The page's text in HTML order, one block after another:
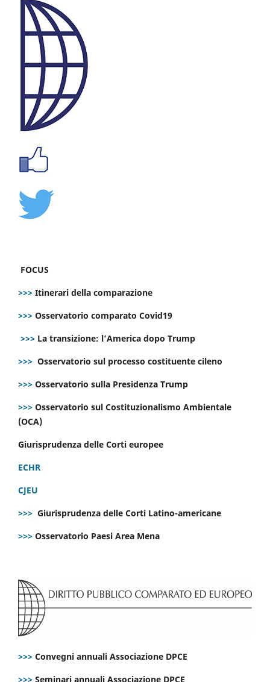
FOCUS
>>> Itinerari della comparazione
>>> Osservatorio comparato Covid19
>>> La transizione: l’America dopo Trump
>>> Osservatorio sul processo costituente cileno
>>> Osservatorio sulla Presidenza Trump
>>> Osservatorio sul Costituzionalismo Ambientale
(OCA)
Giurisprudenza delle Corti europee
ECHR
CJEU
>>> Giurisprudenza delle Corti Latino-americane
>>> Osservatorio Paesi Area Mena
>>> Convegni annuali Associazione DPCE
>>> Seminari annuali Associazione DPCE